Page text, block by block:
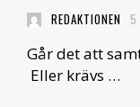
REDAKTIONEN
Går det att
Eller krävs …